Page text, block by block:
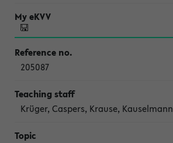
205087
Krüger, Caspers, Krause, Kauselmann